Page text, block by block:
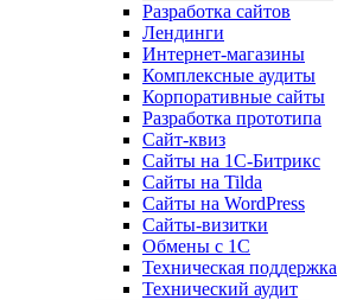
Разработка сайтов
Лендинги
Интернет-магазины
Комплексные аудиты
Корпоративные сайты
Разработка прототипа
Сайт-квиз
Сайты на 1С-Битрикс
Сайты на Tilda
Сайты на WordPress
Сайты-визитки
Обмены с 1С
Техническая поддержка
Технический аудит